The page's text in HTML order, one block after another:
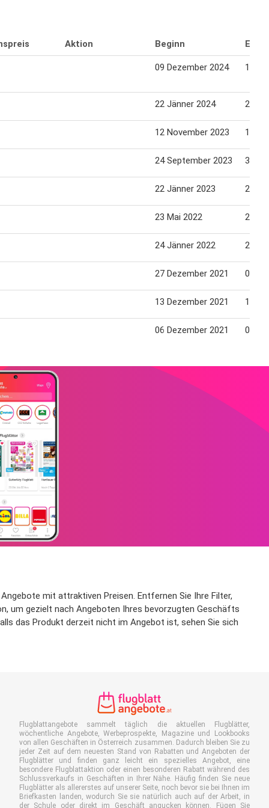
Aktion Beginn
09 Dezember 2024 15
22 Jänner 2024 27
12 November 2023 17
24 September 2023 30
22 Jänner 2023 27
23 Mai 2022 28
24 Jänner 2022 29
27 Dezember 2021 01
13 Dezember 2021 18
06 Dezember 2021 01
mit attraktiven Preisen. Entfernen Sie Ihre Filter,
um gezielt nach Angeboten Ihres bevorzugten Geschäfts
das Produkt derzeit nicht im Angebot ist, sehen Sie sich
Flugblattangebote sammelt täglich die aktuellen Flugblätter,
wöchentliche Angebote, Werbeprospekte, Magazine und Lookbooks
von allen Geschäften in Österreich zusammen. Dadurch bleiben Sie zu
jeder Zeit auf dem neuesten Stand von Rabatten und Angeboten der
Flugblätter und finden ganz leicht ein spezielles Angebot, eine
besondere Flugblattaktion oder einen besonderen Rabatt während des
Schlussverkaufs in Geschäften in Ihrer Nähe. Häufig finden Sie neue
Flugblätter als allererstes auf unserer Seite, noch bevor sie bei Ihnen im
Briefkasten landen, wodurch Sie sie natürlich auch auf der Arbeit, in
der Schule oder direkt im Geschäft angucken können. Fügen Sie